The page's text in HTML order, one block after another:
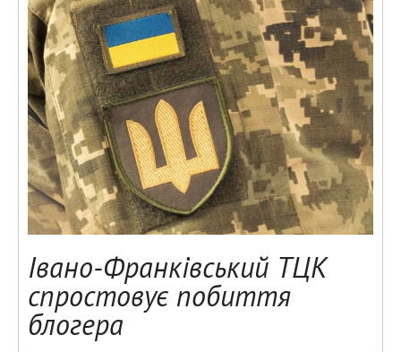
Івано-Франківський ТЦК
спростовує побиття
блогера